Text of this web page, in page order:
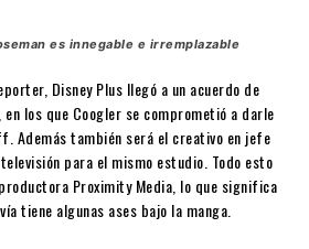
es innegable e irremplazable
Disney Plus llegó a un acuerdo de
los que Coogler se comprometió a darle
Además también será el creativo en jefe
para el mismo estudio. Todo esto
Proximity Media, lo que significa
tiene algunas ases bajo la manga.